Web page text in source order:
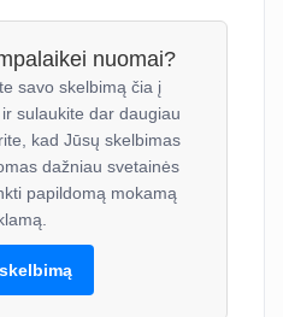
nuomai?
savo skelbimą čia į
sulaukite dar daugiau
kad Jūsų skelbimas
dažniau svetainės
papildomą mokamą